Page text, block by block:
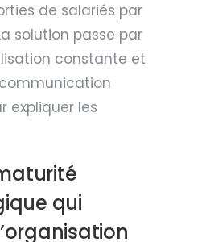
de salariés par
solution passe par
constante et
expliquer les
qui